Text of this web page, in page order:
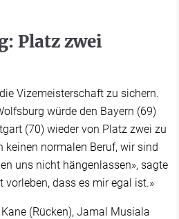
Platz zwei
Vizemeisterschaft zu sichern.
würde den Bayern (69)
(70) wieder von Platz zwei zu
keinen normalen Beruf, wir sind
uns nicht hängenlassen», sagte
vorleben, dass es mir egal ist.»
(Rücken), Jamal Musiala